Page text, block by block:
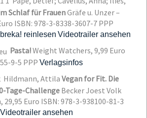
Schlaf für FrauenGräfe u. Unzer –
ISBN: 978-3-8338-3607-7 PPP
reinlesen Videotrailer ansehen
Pasta!Weight Watchers, 9,99 Euro
9-5 PPP Verlagsinfos
Hildmann, Attila Vegan for Fit. Die
Tage-Challenge Becker Joest Volk
29,95 Euro ISBN: 978-3-938100-81-3
Videotrailer ansehen